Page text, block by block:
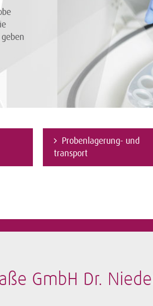
Probenlagerung- und
transport
GmbH Dr.